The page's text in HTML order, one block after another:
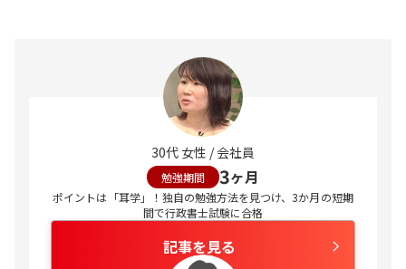
30代 女性 / 会社員
勉強期間 3ヶ月
ポイントは「耳学」！独自の勉強方法を見つけ、3か月の短期
間で行政書士試験に合格
記事を見る